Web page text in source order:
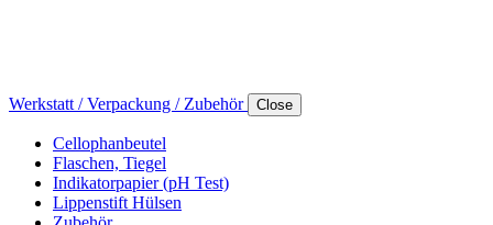
Werkstatt / Verpackung / Zubehör Close
Cellophanbeutel
Flaschen, Tiegel
Indikatorpapier (pH Test)
Lippenstift Hülsen